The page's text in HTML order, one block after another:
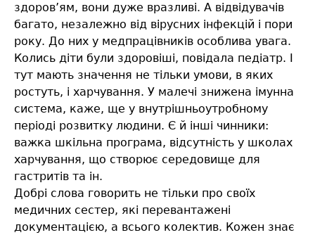
здоров’ям, вони дуже вразливі. А відвідувачів
багато, незалежно від вірусних інфекцій і пори
року. До них у медпрацівників особлива увага.
Колись діти були здоровіші, повідала педіатр. І
тут мають значення не тільки умови, в яких
ростуть, і харчування. У малечі знижена імунна
система, каже, ще у внутрішньоутробному
періоді розвитку людини. Є й інші чинники:
важка шкільна програма, відсутність у школах
харчування, що створює середовище для
гастритів та ін.
Добрі слова говорить не тільки про своїх
медичних сестер, які перевантажені
документацією, а всього колектив. Кожен знає